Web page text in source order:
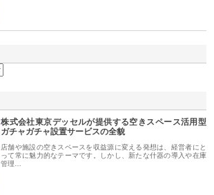
株式会社東京デッセルが提供する空きスペース活用型
ガチャガチャ設置サービスの全貌
店舗や施設の空きスペースを収益源に変える発想は、経営者にと
って常に魅力的なテーマです。しかし、新たな什器の導入や在庫
管理…